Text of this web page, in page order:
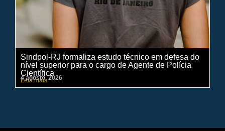
Sindpol-RJ formaliza estudo técnico em defesa do
nível superior para o cargo de Agente de Polícia
Científica
Leia mais
4 agosto, 2026